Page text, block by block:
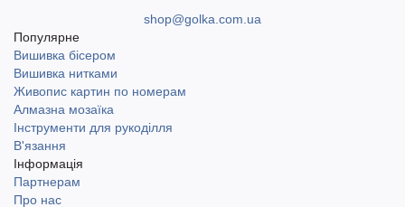
shop@golka.com.ua
Популярне
Вишивка бісером
Вишивка нитками
Живопис картин по номерам
Алмазна мозаїка
Інструменти для рукоділля
В'язання
Інформація
Партнерам
Про нас